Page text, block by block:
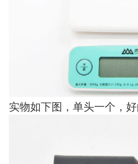
实物如下图，单头一个，好